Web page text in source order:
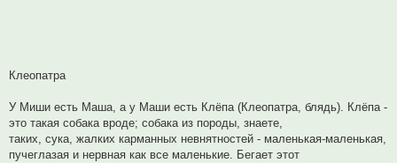
Клеопатра
У Миши есть Маша, а у Маши есть Клёпа (Клеопатра, блядь). Клёпа -
это такая собака вроде; собака из породы, знаете,
таких, сука, жалких карманных невнятностей - маленькая-маленькая,
пучеглазая и нервная как все маленькие. Бегает этот